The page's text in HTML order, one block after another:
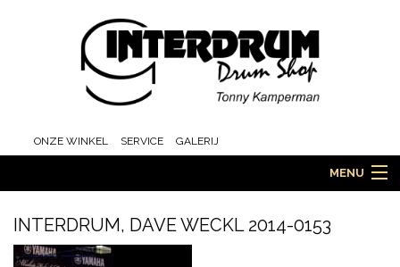
ONZE WINKEL SERVICE GALERIJ
MENU
HOME
INTERDRUM, DAVE WECKL 2014-0153